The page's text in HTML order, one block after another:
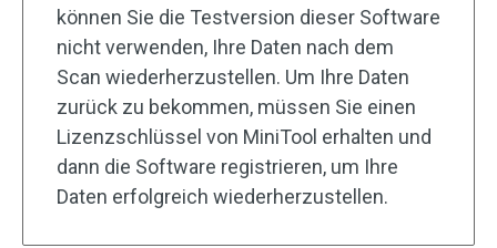
können Sie die Testversion dieser Software
nicht verwenden, Ihre Daten nach dem
Scan wiederherzustellen. Um Ihre Daten
zurück zu bekommen, müssen Sie einen
Lizenzschlüssel von MiniTool erhalten und
dann die Software registrieren, um Ihre
Daten erfolgreich wiederherzustellen.